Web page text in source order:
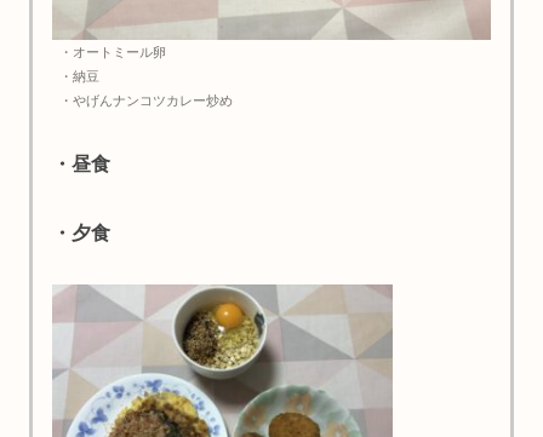
・オートミール卵
・納豆
・やげんナンコツカレー炒め
・昼食
・夕食